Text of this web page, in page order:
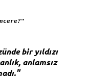
bir yıldızı
anlamsız